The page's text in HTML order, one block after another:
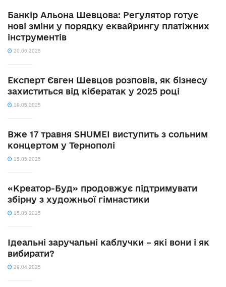
Банкір Альона Шевцова: Регулятор готує
нові зміни у порядку еквайрингу платіжних
інструментів
20.06.2025
Експерт Євген Шевцов розповів, як бізнесу
захиститься від кібератак у 2025 році
19.05.2025
Вже 17 травня SHUMEI виступить з сольним
концертом у Тернополі
15.05.2025
«Креатор-Буд» продовжує підтримувати
збірну з художньої гімнастики
15.05.2025
Ідеальні заручальні каблучки – які вони і як
вибирати?
29.04.2025